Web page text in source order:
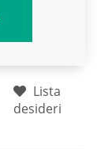
Lista
desideri